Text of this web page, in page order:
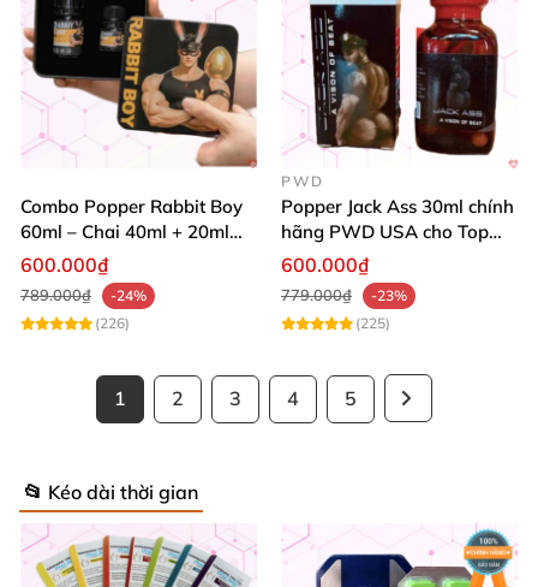
Combo Popper Rabbit Boy
60ml – Chai 40ml + 20ml
Siêu Mạnh Dành Riêng Cho
600.000₫
789.000₫
-24%
(226)
PWD
Popper Jack Ass 30ml chính
hãng PWD USA cho Top
Bot
600.000₫
779.000₫
-23%
(225)
1 2 3 4 5
📂 Kéo dài thời gian